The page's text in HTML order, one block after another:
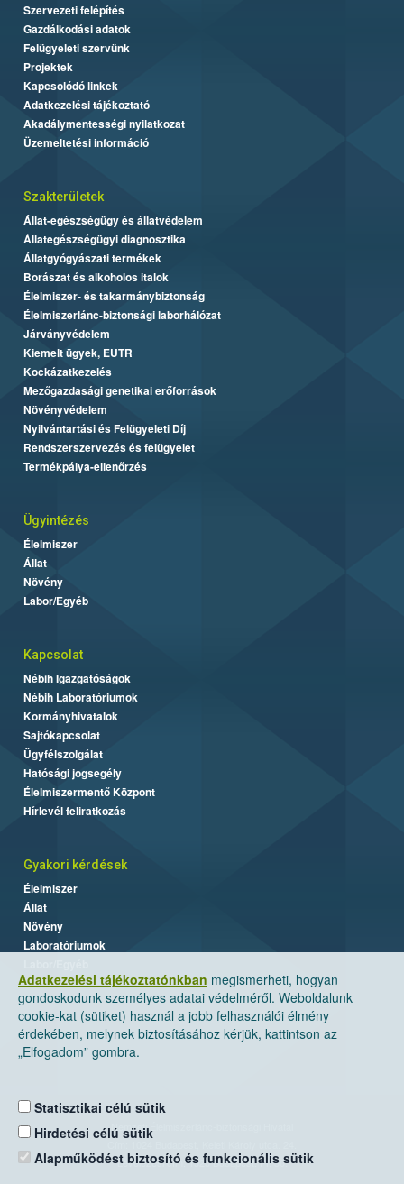
Adatkezelési tájékoztatónkban megismerheti, hogyan
gondoskodunk személyes adatai védelméről. Weboldalunk
cookie-kat (sütiket) használ a jobb felhasználói élmény
érdekében, melynek biztosításához kérjük, kattintson az
„Elfogadom” gombra.
Statisztikai célú sütik
Hirdetési célú sütik
Alapműködést biztosító és funkcionális sütik
Szervezeti felépítés
Gazdálkodási adatok
Felügyeleti szervünk
Projektek
Kapcsolódó linkek
Adatkezelési tájékoztató
Akadálymentességi nyilatkozat
Üzemeltetési információ
Szakterületek
Állat-egészségügy és állatvédelem
Állategészségügyi diagnosztika
Állatgyógyászati termékek
Borászat és alkoholos italok
Élelmiszer- és takarmánybiztonság
Élelmiszerlánc-biztonsági laborhálózat
Járványvédelem
Kiemelt ügyek, EUTR
Kockázatkezelés
Mezőgazdasági genetikai erőforrások
Növényvédelem
Nyilvántartási és Felügyeleti Díj
Rendszerszervezés és felügyelet
Termékpálya-ellenőrzés
Ügyintézés
Élelmiszer
Állat
Növény
Labor/Egyéb
Kapcsolat
Nébih Igazgatóságok
Nébih Laboratóriumok
Kormányhivatalok
Sajtókapcsolat
Ügyfélszolgálat
Hatósági jogsegély
Élelmiszermentő Központ
Hírlevél feliratkozás
Gyakori kérdések
Élelmiszer
Állat
Növény
Laboratóriumok
Nemzeti Élelmiszerlánc-biztonsági Hivatal
Levelezési cím: 1525 Budapest. Pf. 30.